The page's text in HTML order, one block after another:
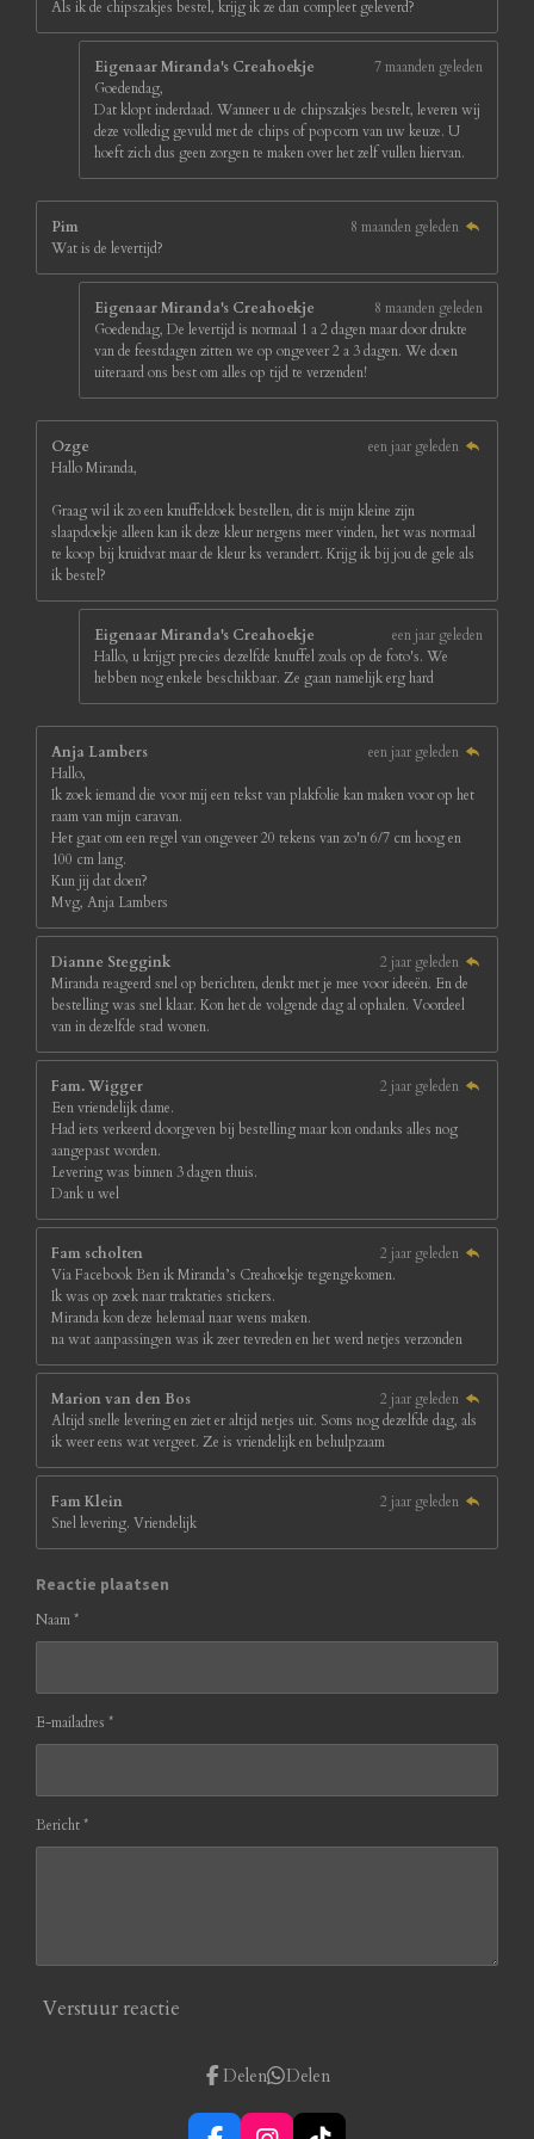
r
Als ik de chipszakjes bestel, krijg ik ze dan compleet geleverd?
Eigenaar Miranda's Creahoekje
7 maanden geleden
Goedendag,
Dat klopt inderdaad. Wanneer u de chipszakjes bestelt, leveren wij
deze volledig gevuld met de chips of popcorn van uw keuze. U
hoeft zich dus geen zorgen te maken over het zelf vullen hiervan.
Pim
8 maanden geleden
Wat is de levertijd?
Eigenaar Miranda's Creahoekje
8 maanden geleden
Goedendag, De levertijd is normaal 1 a 2 dagen maar door drukte
van de feestdagen zitten we op ongeveer 2 a 3 dagen. We doen
uiteraard ons best om alles op tijd te verzenden!
Ozge
een jaar geleden
Hallo Miranda,
Graag wil ik zo een knuffeldoek bestellen, dit is mijn kleine zijn
slaapdoekje alleen kan ik deze kleur nergens meer vinden, het was normaal
te koop bij kruidvat maar de kleur ks verandert. Krijg ik bij jou de gele als
ik bestel?
Eigenaar Miranda's Creahoekje
een jaar geleden
Hallo, u krijgt precies dezelfde knuffel zoals op de foto's. We
hebben nog enkele beschikbaar. Ze gaan namelijk erg hard
Anja Lambers
een jaar geleden
Hallo,
Ik zoek iemand die voor mij een tekst van plakfolie kan maken voor op het
raam van mijn caravan.
Het gaat om een regel van ongeveer 20 tekens van zo'n 6/7 cm hoog en
100 cm lang.
Kun jij dat doen?
Mvg, Anja Lambers
Dianne Steggink
2 jaar geleden
Miranda reageerd snel op berichten, denkt met je mee voor ideeën. En de
bestelling was snel klaar. Kon het de volgende dag al ophalen. Voordeel
van in dezelfde stad wonen.
Fam. Wigger
2 jaar geleden
Een vriendelijk dame.
Had iets verkeerd doorgeven bij bestelling maar kon ondanks alles nog
aangepast worden.
Levering was binnen 3 dagen thuis.
Dank u wel
Fam scholten
2 jaar geleden
Via Facebook Ben ik Miranda’s Creahoekje tegengekomen.
Ik was op zoek naar traktaties stickers.
Miranda kon deze helemaal naar wens maken.
na wat aanpassingen was ik zeer tevreden en het werd netjes verzonden
Marion van den Bos
2 jaar geleden
Altijd snelle levering en ziet er altijd netjes uit. Soms nog dezelfde dag, als
ik weer eens wat vergeet. Ze is vriendelijk en behulpzaam
Fam Klein
2 jaar geleden
Snel levering. Vriendelijk
Reactie plaatsen
Naam *
E-mailadres *
Bericht *
Verstuur reactie
Delen Delen